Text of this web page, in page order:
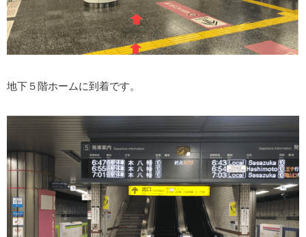
地下５階ホームに到着です。